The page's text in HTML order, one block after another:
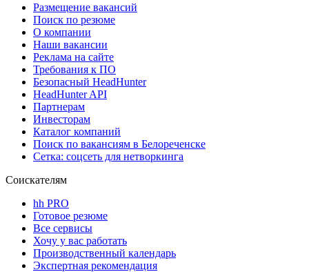
Размещение вакансий
Поиск по резюме
О компании
Наши вакансии
Реклама на сайте
Требования к ПО
Безопасный HeadHunter
HeadHunter API
Партнерам
Инвесторам
Каталог компаний
Поиск по вакансиям в Белореченске
Сетка: соцсеть для нетворкинга
Соискателям
hh PRO
Готовое резюме
Все сервисы
Хочу у вас работать
Производственный календарь
Экспертная рекомендация